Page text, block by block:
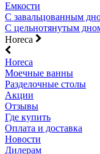
Емкости
С завальцованным
С цельнотянутым
Horeca
Horeca
Моечные ванны
Разделочные столы
Акции
Отзывы
Где купить
Оплата и доставка
Новости
Дилерам